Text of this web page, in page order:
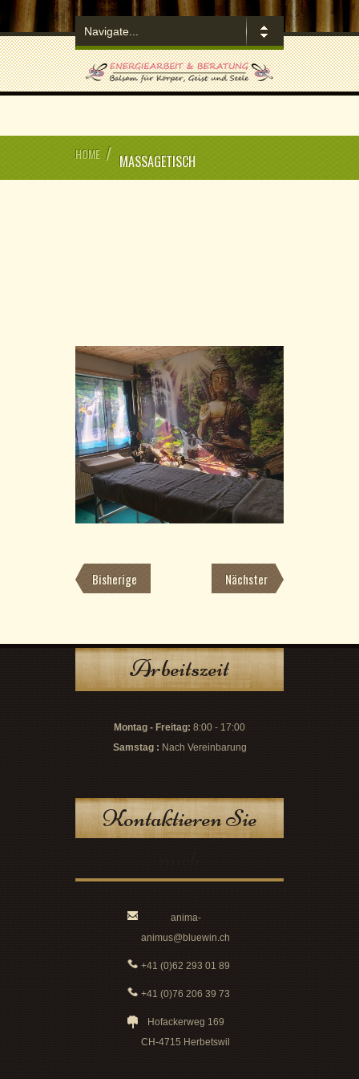
HOME / MASSAGETISCH
Bisherige Nächster
Arbeitszeit
Montag - Freitag: 8:00 - 17:00
Samstag : Nach Vereinbarung
Kontaktieren Sie
anima-
animus@bluewin.ch
+41 (0)62 293 01 89
+41 (0)76 206 39 73
Hofackerweg 169
CH-4715 Herbetswil